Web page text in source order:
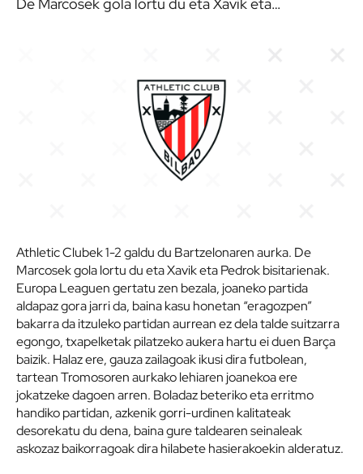
Athletic Clubek 1-2 galdu du Bartzelonaren aurka. De
Marcosek gola lortu du eta Xavik eta Pedrok bisitarienak.
Europa Leaguen gertatu zen bezala, joaneko partida
aldapaz gora jarri da, baina kasu honetan “eragozpen”
bakarra da itzuleko partidan aurrean ez dela talde suitzarra
egongo, txapelketak pilatzeko aukera hartu ei duen Barça
baizik. Halaz ere, gauza zailagoak ikusi dira futbolean,
tartean Tromosoren aurkako lehiaren joanekoa ere
jokatzeke dagoen arren. Boladaz beteriko eta erritmo
handiko partidan, azkenik gorri-urdinen kalitateak
desorekatu du dena, baina gure taldearen seinaleak
askozaz baikorragoak dira hilabete hasierakoekin alderatuz.